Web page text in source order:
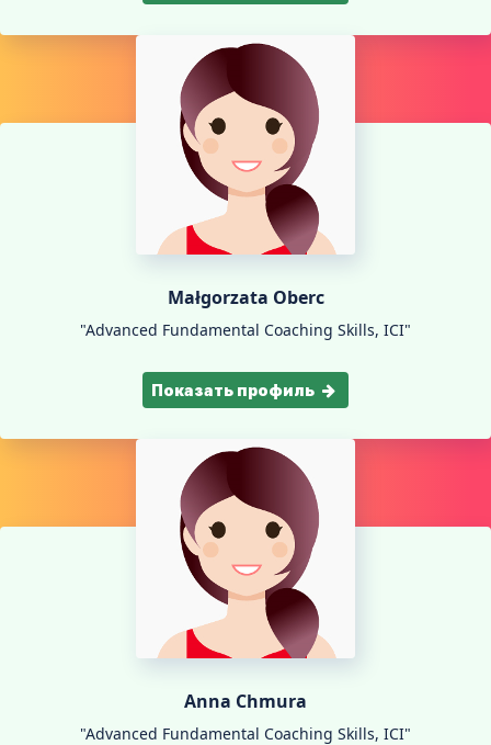
Małgorzata Oberc
"Advanced Fundamental Coaching Skills, ICI"
Показать профиль
Anna Chmura
"Advanced Fundamental Coaching Skills, ICI"